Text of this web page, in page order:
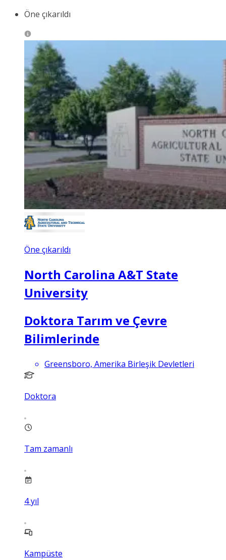
Öne çıkarıldı
Öne çıkarıldı
North Carolina A&T State
University
Doktora Tarım ve Çevre
Bilimlerinde
Greensboro, Amerika Birleşik Devletleri
Doktora
Tam zamanlı
4yıl
Kampüste